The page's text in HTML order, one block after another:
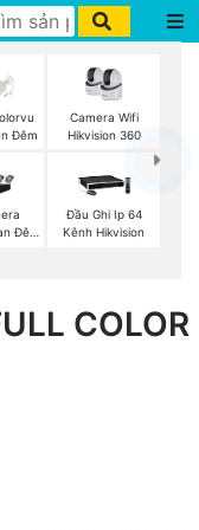
Đêm
Camera Wifi
Hikvision 360
Đêm
Đầu Ghi Ip 64
Kênh Hikvision
COLOR